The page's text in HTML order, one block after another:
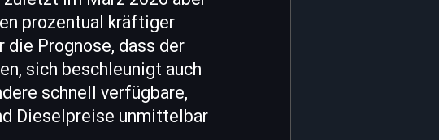
prozentual kräftiger
die Prognose, dass der
sich beschleunigt auch
schnell verfügbare,
Dieselpreise unmittelbar